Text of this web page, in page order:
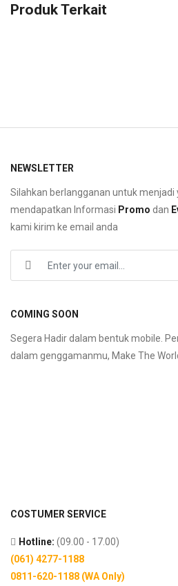
Produk Terkait
NEWSLETTER
Silahkan berlangganan untuk menjadi
mendapatkan Informasi Promo dan
kami kirim ke email anda
COMING SOON
Segera Hadir dalam bentuk mobile.
dalam genggamanmu, Make The
COSTUMER SERVICE
Hotline: (09.00 - 17.00)
(061) 4277-1188
0811-620-1188 (WA Only)